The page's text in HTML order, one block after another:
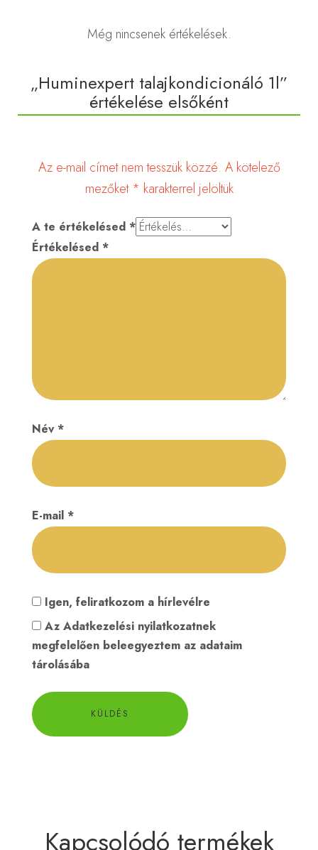
Még nincsenek értékelések.
„Huminexpert talajkondicionáló 1l”
értékelése elsőként
Az e-mail címet nem tesszük közzé. A kötelező
mezőket * karakterrel jelöltük
A te értékelésed *
Értékelésed *
Név *
E-mail *
Igen, feliratkozom a hírlevélre
Az Adatkezelési nyilatkozatnek
megfelelően beleegyeztem az adataim
tárolásába
Kapcsolódó termékek